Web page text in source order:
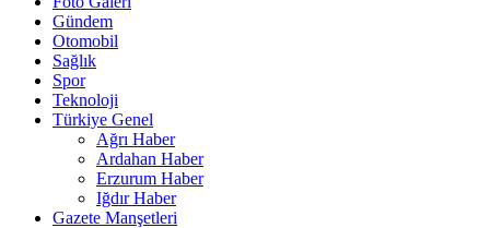
Gündem
Otomobil
Sağlık
Spor
Teknoloji
Türkiye Genel
Ağrı Haber
Ardahan Haber
Erzurum Haber
Iğdır Haber
Gazete Manşetleri